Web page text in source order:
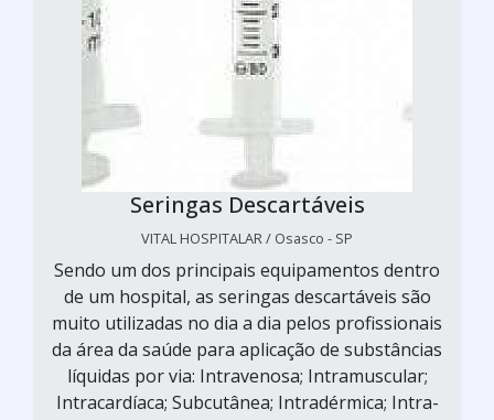
Seringas Descartáveis
VITAL HOSPITALAR / Osasco - SP
Sendo um dos principais equipamentos dentro
de um hospital, as seringas descartáveis são
muito utilizadas no dia a dia pelos profissionais
da área da saúde para aplicação de substâncias
líquidas por via: Intravenosa; Intramuscular;
Intracardíaca; Subcutânea; Intradérmica; Intra-